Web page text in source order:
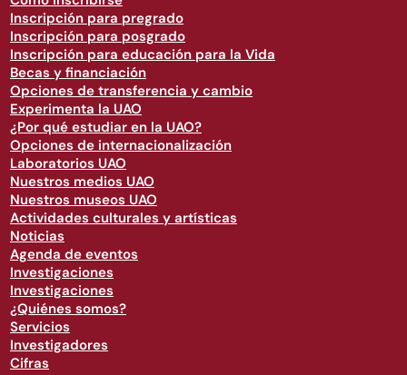
Inscripción para pregrado
Inscripción para posgrado
Inscripción para educación para la Vida
Becas y financiación
Opciones de transferencia y cambio
Experimenta la UAO
¿Por qué estudiar en la UAO?
Opciones de internacionalización
Laboratorios UAO
Nuestros medios UAO
Nuestros museos UAO
Actividades culturales y artísticas
Noticias
Agenda de eventos
Investigaciones
Investigaciones
¿Quiénes somos?
Servicios
Investigadores
Cifras